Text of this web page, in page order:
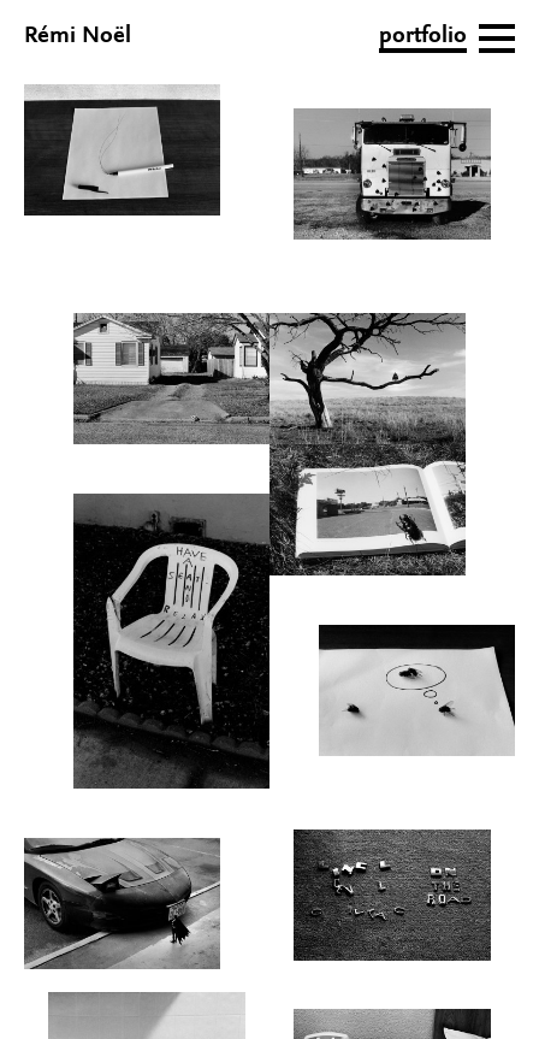
Rémi Noël portfolio